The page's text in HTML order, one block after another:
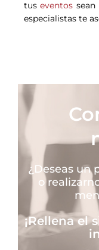
tus eventos
especialistas te
¿Deseas un
o
¡Rellena el